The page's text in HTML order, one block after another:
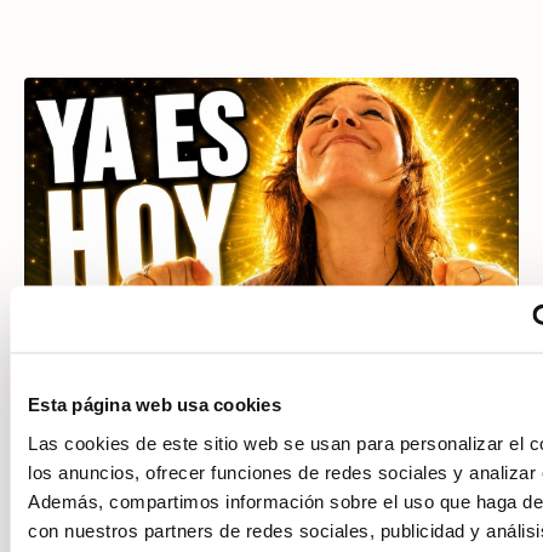
Esta página web usa cookies
Las cookies de este sitio web se usan para personalizar el
los anuncios, ofrecer funciones de redes sociales y analizar
Además, compartimos información sobre el uso que haga
con nuestros partners de redes sociales, publicidad y
Reiki Egipcio para Cumplir tus
Deseos y Manifestar la Vida que
Anhelas
Reiki Egipcio para Cumplir tus Deseos El Reiki